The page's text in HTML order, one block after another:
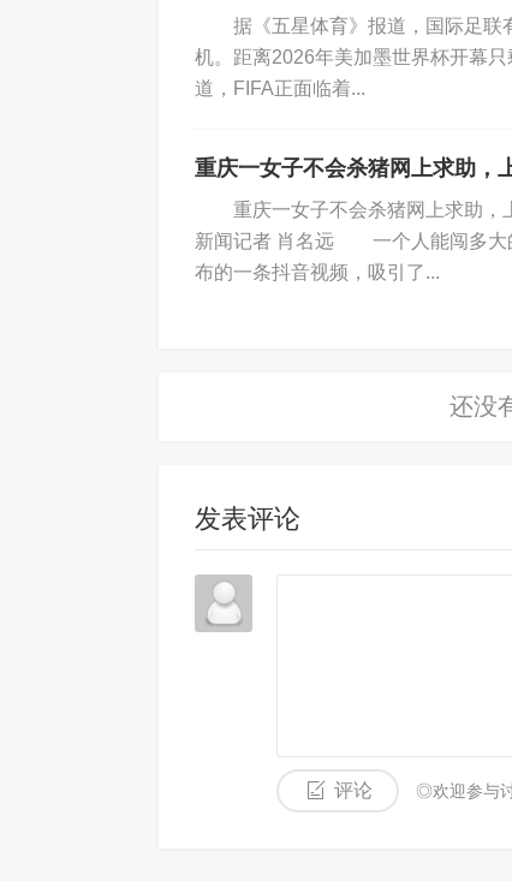
据《五星体育》报道，国际足联有
机。距离2026年美加墨世界杯开幕
道，FIFA正面临着...
重庆一女子不会杀猪网上求助，
重庆一女子不会杀猪网上求助，
新闻记者 肖名远 一个人能闯多大
布的一条抖音视频，吸引了...
发表评论
评论 ◎欢迎参与